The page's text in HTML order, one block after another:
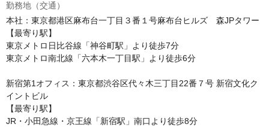
勤務地（交通）
本社：東京都港区麻布台一丁目３番１号麻布台ヒルズ　森JPタワー
【最寄り駅】
東京メトロ日比谷線「神谷町駅」より徒歩7分
東京メトロ南北線「六本木一丁目駅」より徒歩6分
新宿第1オフィス：東京都渋谷区代々木三丁目22番７号 新宿文化ク
イントビル
【最寄り駅】
JR・小田急線・京王線「新宿駅」南口より徒歩8分